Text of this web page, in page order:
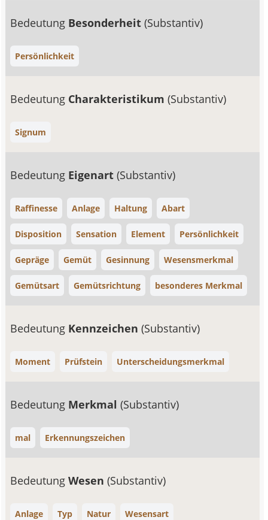
Bedeutung Besonderheit(Substantiv)
Persönlichkeit
Bedeutung Charakteristikum(Substantiv)
Signum
Bedeutung Eigenart(Substantiv)
Raffinesse Anlage Haltung Abart
Disposition Sensation Element Persönlichkeit
Gepräge Gemüt Gesinnung Wesensmerkmal
Gemütsart Gemütsrichtung besonderes Merkmal
Bedeutung Kennzeichen(Substantiv)
Moment Prüfstein Unterscheidungsmerkmal
Bedeutung Merkmal(Substantiv)
mal Erkennungszeichen
BedeutungWesen(Substantiv)
Anlage Typ Natur Wesensart